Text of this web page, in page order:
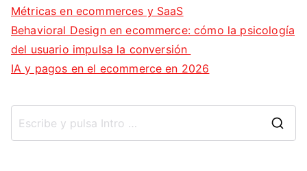
Métricas en ecommerces y SaaS
Behavioral Design en ecommerce: cómo la psicología
del usuario impulsa la conversión
IA y pagos en el ecommerce en 2026